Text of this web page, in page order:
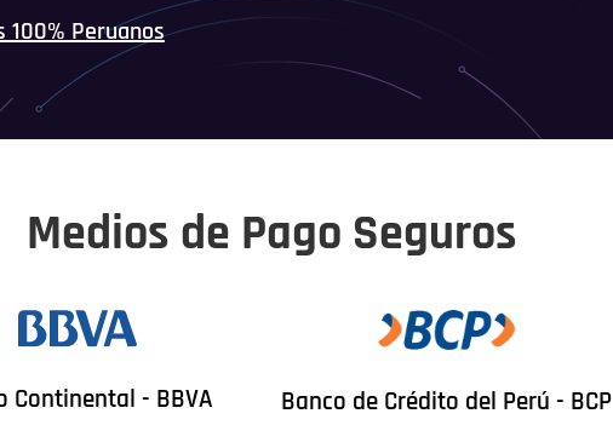
100% Peruanos
Medios de Pago Seguros
Continental - BBVA Banco de Crédito del Perú - BCP